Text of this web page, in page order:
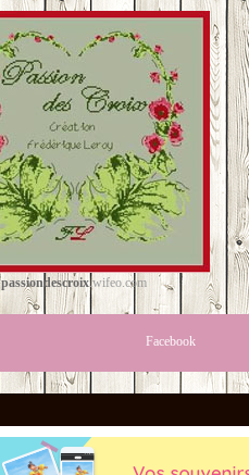
passiondescroix.wifeo.com
Facebook